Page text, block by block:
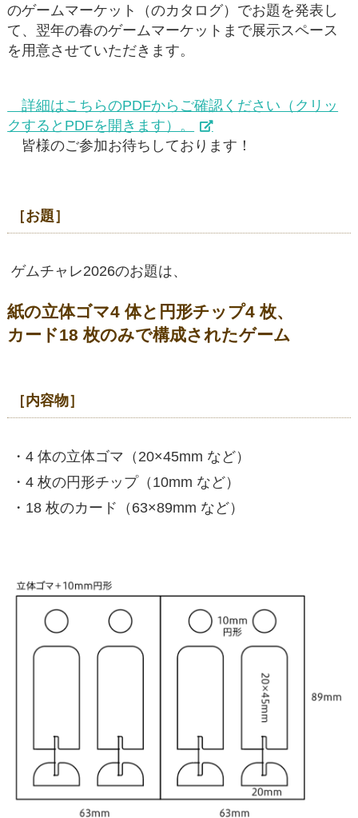
のゲームマーケット（のカタログ）でお題を発表し
て、翌年の春のゲームマーケットまで展示スペース
を用意させていただきます。
詳細はこちらのPDFからご確認ください（クリッ
クするとPDFを開きます）。
皆様のご参加お待ちしております！
［お題］
ゲムチャレ2026のお題は、
紙の立体ゴマ4 体と円形チップ4 枚、
カード18 枚のみで構成されたゲーム
［内容物］
・4 体の立体ゴマ（20×45mm など）
・4 枚の円形チップ（10mm など）
・18 枚のカード（63×89mm など）